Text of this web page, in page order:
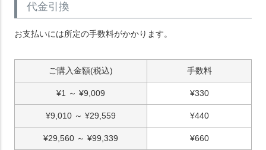
代金引換
お支払いには所定の手数料がかかります。
ご購入金額(税込) 手数料
¥1 ～ ¥9,009 ¥330
¥9,010 ～ ¥29,559 ¥440
¥29,560 ～ ¥99,339 ¥660